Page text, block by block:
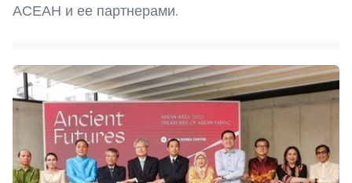
АСЕАН и ее партнерами.